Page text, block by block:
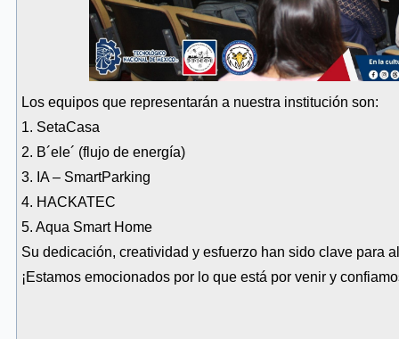
Los equipos que representarán a nuestra institución son:
1. SetaCasa
2. B´ele´ (flujo de energía)
3. IA – SmartParking
4. HACKATEC
5. Aqua Smart Home
Su dedicación, creatividad y esfuerzo han sido clave para
¡Estamos emocionados por lo que está por venir y